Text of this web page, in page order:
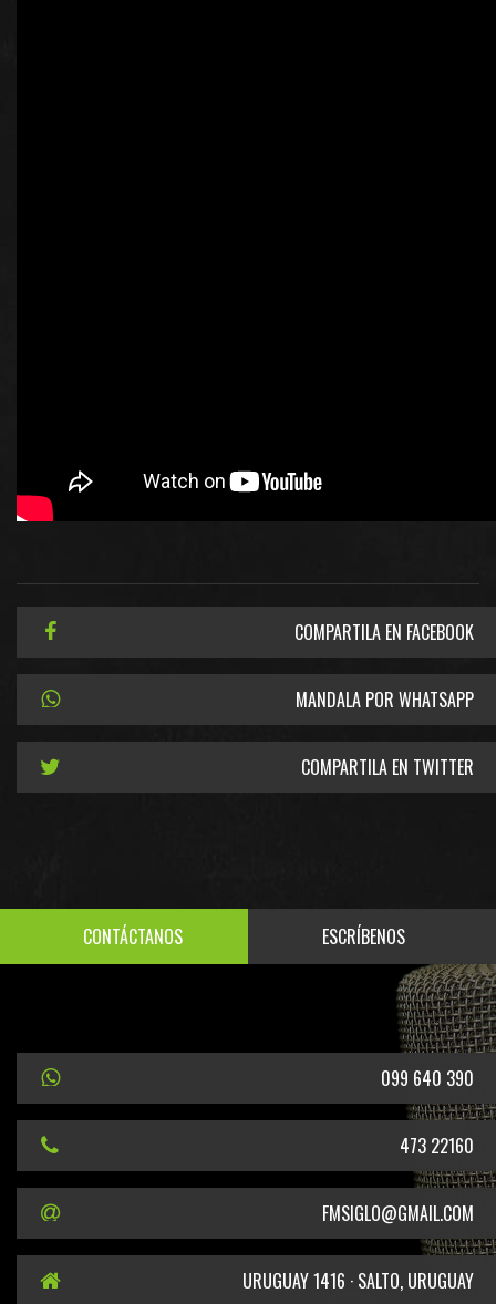
COMPARTILA EN FACEBOOK
MANDALA POR WHATSAPP
COMPARTILA EN TWITTER
CONTÁCTANOS ESCRÍBENOS
099 640 390
473 22160
FMSIGLO@GMAIL.COM
URUGUAY 1416 · SALTO, URUGUAY